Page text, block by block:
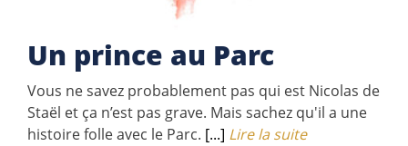
Un prince au Parc
Vous ne savez probablement pas qui est Nicolas de
Staël et ça n’est pas grave. Mais sachez qu'il a une
histoire folle avec le Parc. [...] Lire la suite